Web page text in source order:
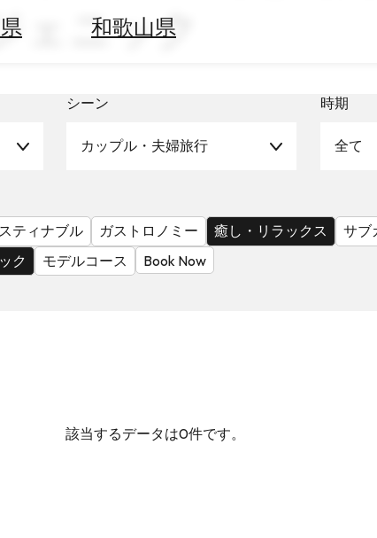
和歌山県
ェニック
シーン
カップル・夫婦旅行
時期
全て
ティナブル ガストロノミー 癒し・リラックス
サブ
ク モデルコース Book Now
該当するデータは0件です。